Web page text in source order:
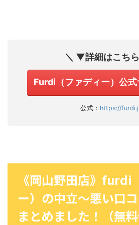
＼ ▼詳細はこち
Furdi（ファディー）公
公式： https://
《岡山野田店》furdi
ー）の中立〜悪い口
まとめました！（無料